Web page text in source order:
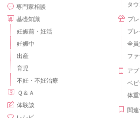
専門家相談
基礎知識
妊娠前・妊活
妊娠中
出産
育児
不妊・不妊治療
Ｑ＆Ａ
体験談
タ
プ
プ
全員
フ
アプ
ベビ
体重
関連